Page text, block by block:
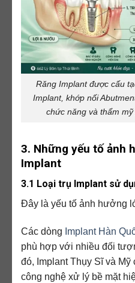
Răng Implant được cấu
Implant, khớp nối
chức năng và thẩm
3. Những yếu tố ảnh
Implant
3.1 Loại trụ Implant sử
Đây là yếu tố ảnh hưởng
Các dòng Implant Hàn
phù hợp với nhiều đối
đó, Implant Thụy Sĩ và
công nghệ xử lý bề mặt